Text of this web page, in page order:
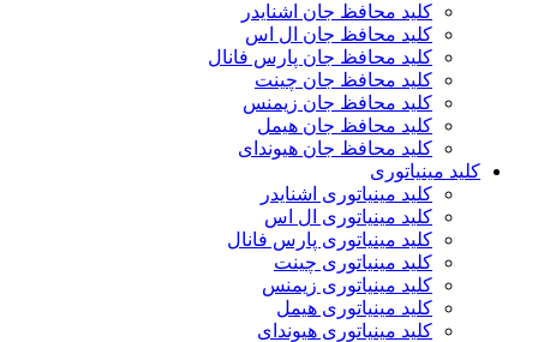
کلید محافظ جان اشنایدر
کلید محافظ جان ال اس
کلید محافظ جان پارس فانال
کلید محافظ جان چینت
کلید محافظ جان زیمنس
کلید محافظ جان هیمل
کلید محافظ جان هیوندای
کلید مینیاتوری
کلید مینیاتوری اشنایدر
کلید مینیاتوری ال اس
کلید مینیاتوری پارس فانال
کلید مینیاتوری چینت
کلید مینیاتوری زیمنس
کلید مینیاتوری هیمل
کلید مینیاتوری هیوندای